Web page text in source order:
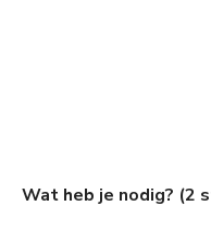
Wat heb je nodig? (2